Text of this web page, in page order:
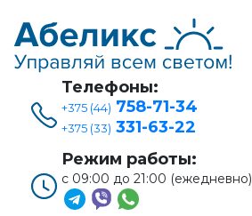
Телефоны:
+375 (44) 758-71-34
+375 (33) 331-63-22
Режим работы:
с 09:00 до 21:00 (ежедневно)